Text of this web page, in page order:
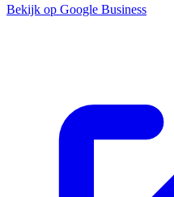
Bekijk op Google Business